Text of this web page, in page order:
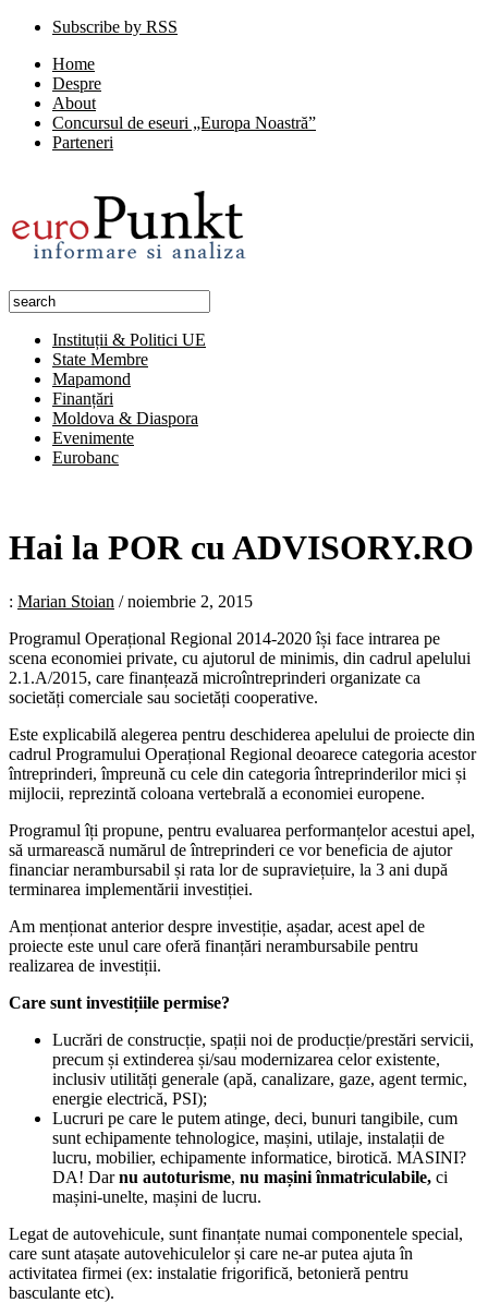
Subscribe by RSS
Home
Despre
About
Concursul de eseuri „Europa Noastră”
Parteneri
Instituții & Politici UE
State Membre
Mapamond
Finanțări
Moldova & Diaspora
Evenimente
Eurobanc
Hai la POR cu ADVISORY.RO
: Marian Stoian /noiembrie 2, 2015
Programul Operațional Regional 2014-2020 își face intrarea pe
scena economiei private, cu ajutorul de minimis, din cadrul apelului
2.1.A/2015, care finanțează microîntreprinderi organizate ca
societăți comerciale sau societăți cooperative.
Este explicabilă alegerea pentru deschiderea apelului de proiecte din
cadrul Programului Operațional Regional deoarece categoria acestor
întreprinderi, împreună cu cele din categoria întreprinderilor mici și
mijlocii, reprezintă coloana vertebrală a economiei europene.
Programul îți propune, pentru evaluarea performanțelor acestui apel,
să urmarească numărul de întreprinderi ce vor beneficia de ajutor
financiar nerambursabil și rata lor de supraviețuire, la 3 ani după
terminarea implementării investiției.
Am menționat anterior despre investiție, așadar, acest apel de
proiecte este unul care oferă finanțări nerambursabile pentru
realizarea de investiții.
Care sunt investițiile permise?
Lucrări de construcție, spații noi de producție/prestări servicii,
precum și extinderea și/sau modernizarea celor existente,
inclusiv utilități generale (apă, canalizare, gaze, agent termic,
energie electrică, PSI);
Lucruri pe care le putem atinge, deci, bunuri tangibile, cum
sunt echipamente tehnologice, mașini, utilaje, instalații de
lucru, mobilier, echipamente informatice, birotică. MASINI?
DA! Darnu autoturisme, nu mașini înmatriculabile, ci
mașini-unelte, mașini de lucru.
Legat de autovehicule, sunt finanțate numai componentele special,
care sunt atașate autovehiculelor și care ne-ar putea ajuta în
activitatea firmei (ex: instalatie frigorifică, betonieră pentru
basculante etc).